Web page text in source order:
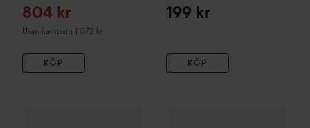
Reapris
804 kr
Utan kampanj 1 072 kr
KÖP
199 kr
KÖP